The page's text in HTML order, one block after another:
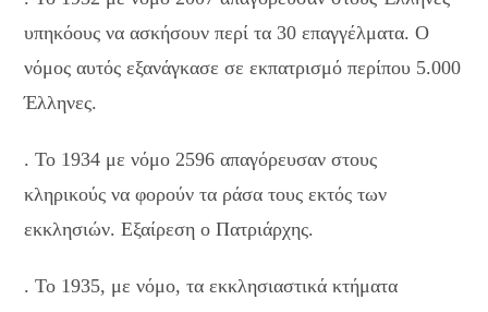
υπηκόους να ασκήσουν περί τα 30 επαγγέλματα. Ο
νόμος αυτός εξανάγκασε σε εκπατρισμό περίπου 5.000
Έλληνες.
. Το 1934 με νόμο 2596 απαγόρευσαν στους
κληρικούς να φορούν τα ράσα τους εκτός των
εκκλησιών. Εξαίρεση ο Πατριάρχης.
. Το 1935, με νόμο, τα εκκλησιαστικά κτήματα